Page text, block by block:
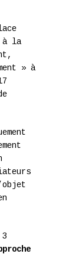
à la
» à